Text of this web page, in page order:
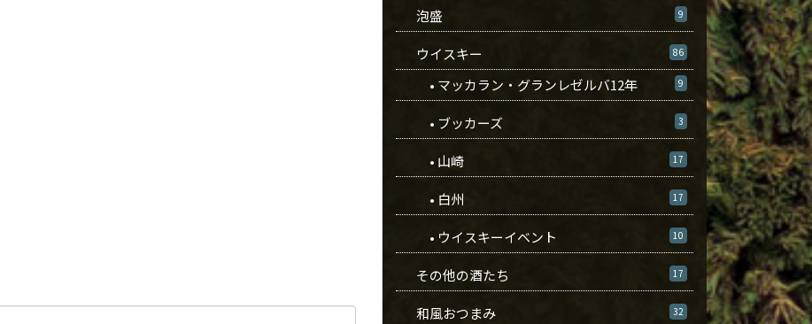
泡盛 9
ウイスキー 86
• マッカラン・グランレゼルバ12年 9
• ブッカーズ 3
• 山崎 17
• 白州 17
• ウイスキーイベント 10
その他の酒たち 17
和風おつまみ 32